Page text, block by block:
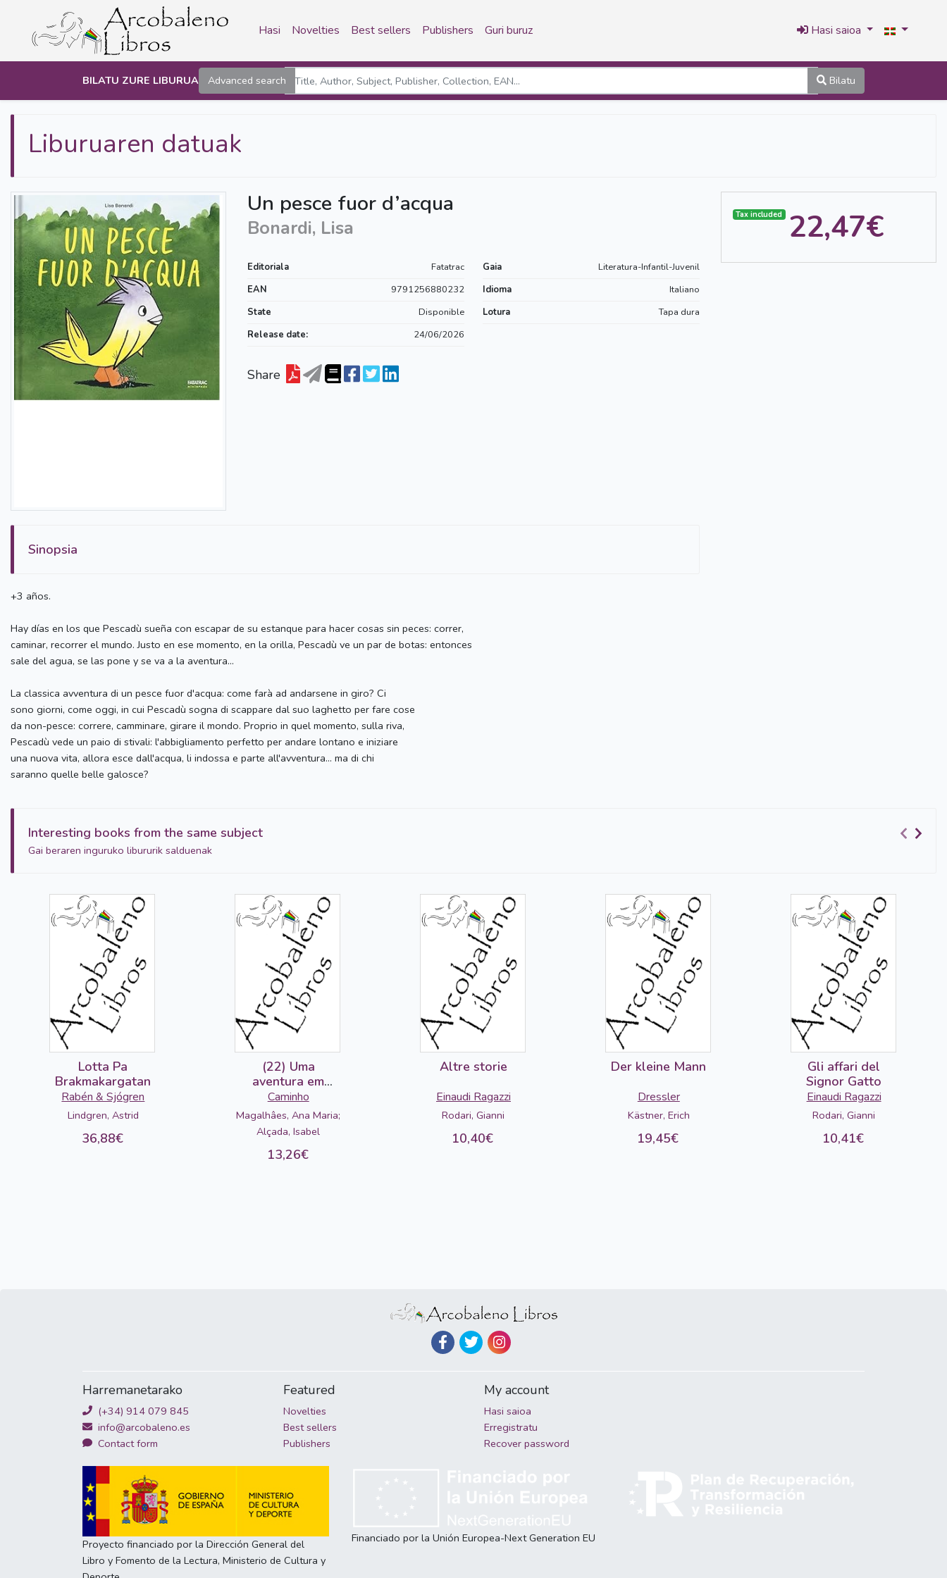
Hasi Novelties Best sellers Publishers Guri buruz Hasi saioa
BILATU ZURE LIBURUA Advanced search Bilatu
Liburuaren datuak
Un pesce fuor d’acqua
Bonardi, Lisa
Editoriala Fatatrac Gaia
Literatura-Infantil-Juvenil
EAN
9791256880232 Idioma
Italiano
State
Disponible Lotura
Tapa dura
Release date:
24/06/2026
Share
Tax included 22,47€
Sinopsia
+3 años.
Hay días en los que Pescadù sueña con escapar de su estanque para hacer cosas sin peces: correr,
caminar, recorrer el mundo. Justo en ese momento, en la orilla, Pescadù ve un par de botas: entonces
sale del agua, se las pone y se va a la aventura...
La classica avventura di un pesce fuor d'acqua: come farà ad andarsene in giro? Ci
sono giorni, come oggi, in cui Pescadù sogna di scappare dal suo laghetto per fare cose
da non-pesce: correre, camminare, girare il mondo. Proprio in quel momento, sulla riva,
Pescadù vede un paio di stivali: l'abbigliamento perfetto per andare lontano e iniziare
una nuova vita, allora esce dall'acqua, li indossa e parte all'avventura... ma di chi
saranno quelle belle galosce?
Interesting books from the same subject
Gai beraren inguruko libururik salduenak
Lotta Pa
Brakmakargatan
Rabén & Sjógren
Lindgren, Astrid
36,88€
(22) Uma
aventura em
Lisboa
Caminho
Magalhâes, Ana Maria;
Alçada, Isabel
13,26€
Altre storie
Einaudi Ragazzi
Rodari, Gianni
10,40€
Der kleine Mann
Dressler
Kästner, Erich
19,45€
Gli affari del
Signor Gatto
Einaudi Ragazzi
Rodari, Gianni
10,41€
Harremanetarako
(+34) 914 079 845
info@arcobaleno.es
Contact form
Featured
Novelties
Best sellers
Publishers
My account
Hasi saioa
Erregistratu
Recover password
Proyecto financiado por la Dirección General del
Libro y Fomento de la Lectura, Ministerio de Cultura y
Financiado por la Unión Europea-Next Generation EU